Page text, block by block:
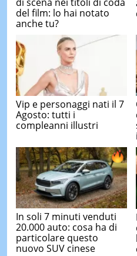
del film: lo hai notato
anche tu?
Vip e personaggi nati il 7
Agosto: tutti i
compleanni illustri
In soli 7 minuti venduti
20.000 auto: cosa ha di
particolare questo
nuovo SUV cinese